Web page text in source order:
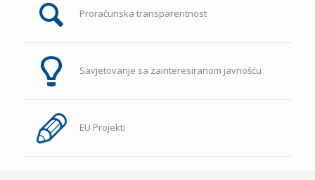
Proračunska transparentnost
Savjetovanje sa zainteresiranom javnošću
EU Projekti